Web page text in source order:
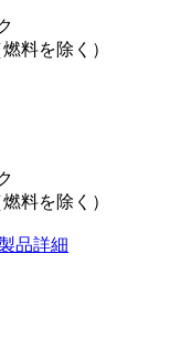
料を除く）
料を除く）
品詳細